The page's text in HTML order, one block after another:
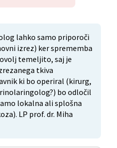
lahko samo priporoči
izrez) ker sprememba
temeljito, saj je
tkiva
ki bo operiral (kirurg,
bo odločil
lokalna ali splošna
LP prof. dr. Miha